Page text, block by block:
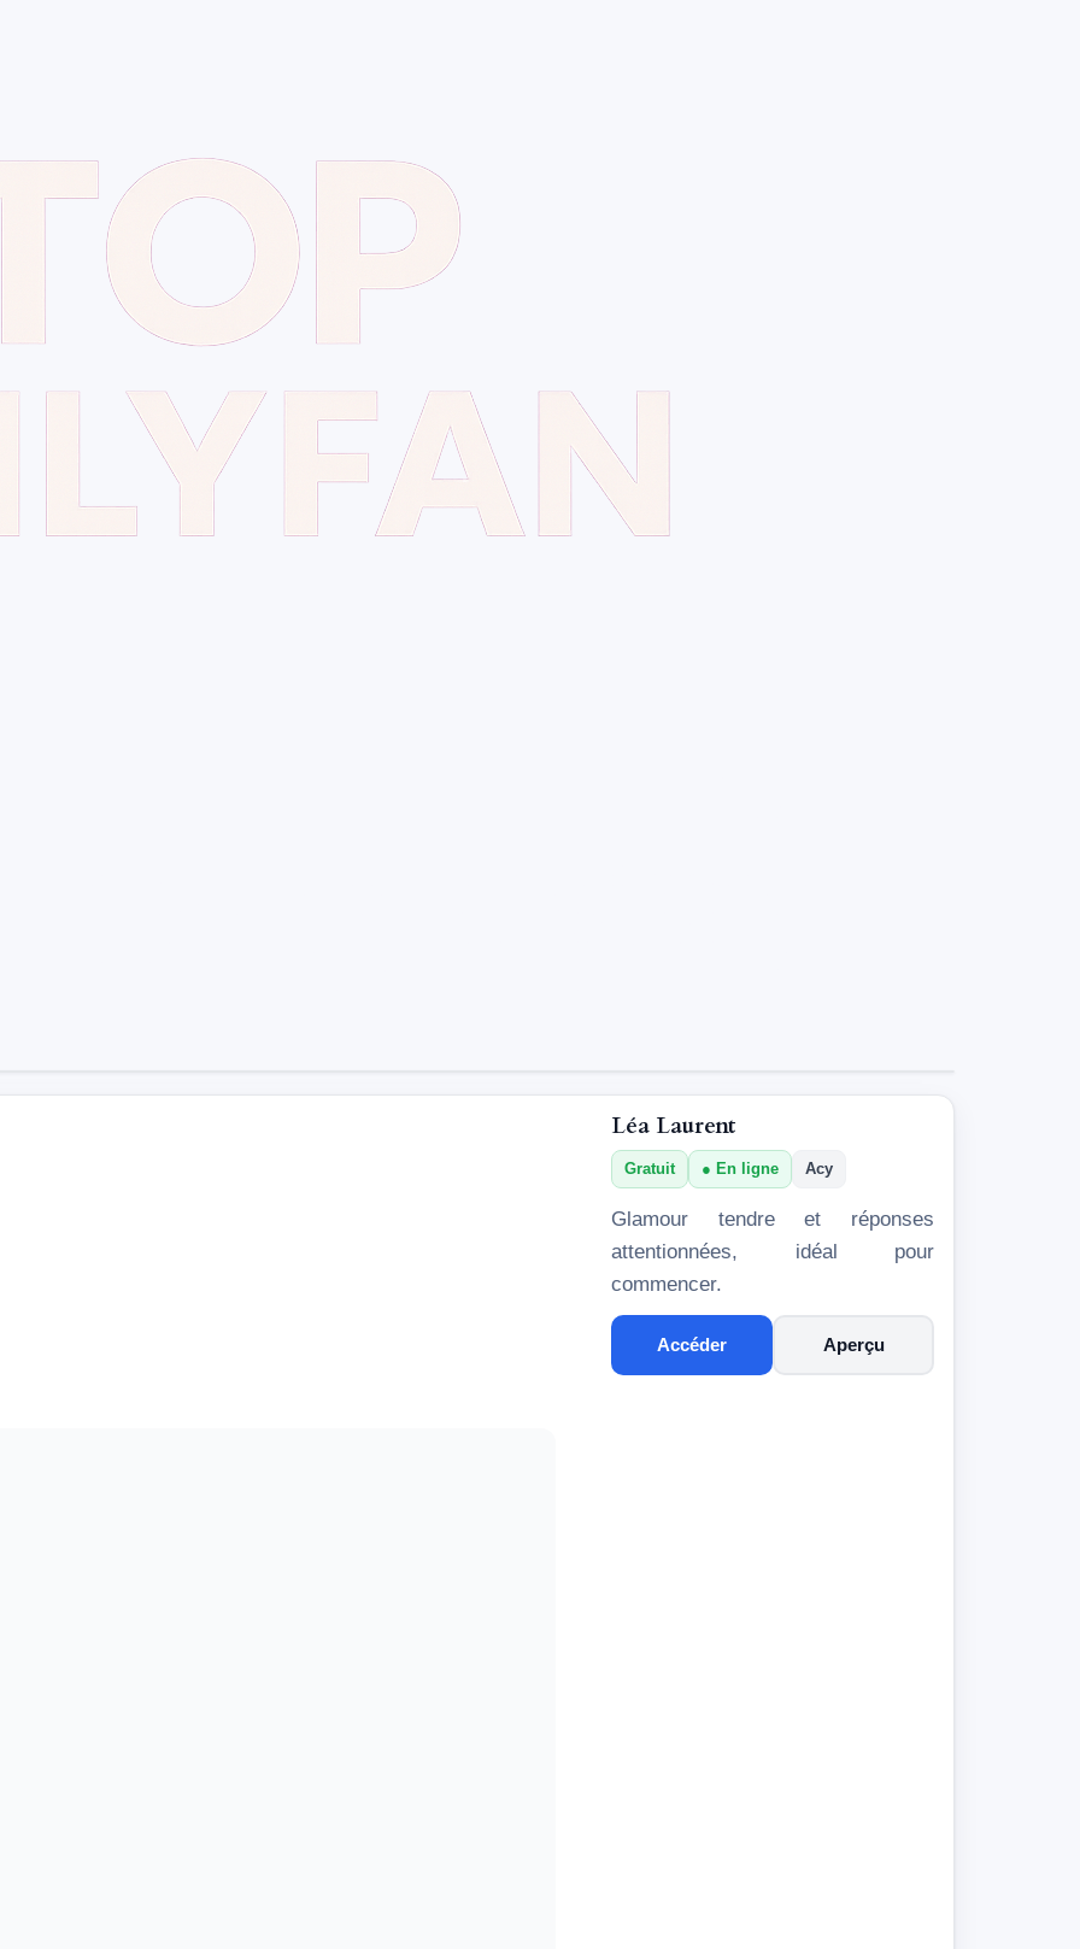
Léa Laurent
Gratuit En ligne Acy
Glamour tendre et réponses
attentionnées, idéal pour
commencer.
Accéder Aperçu